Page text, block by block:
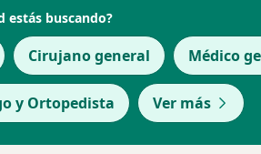
estás buscando?
Cirujano general Médico
y Ortopedista Ver más